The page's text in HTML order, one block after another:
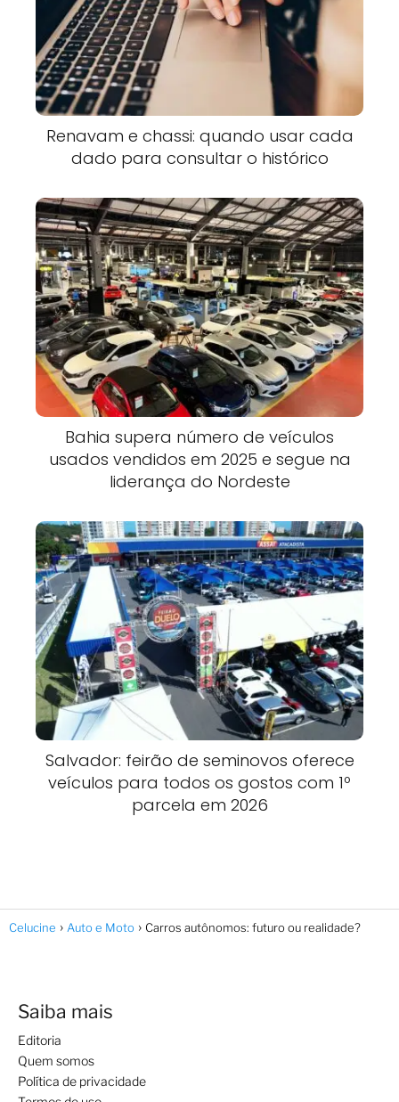
Renavam e chassi: quando usar cada
dado para consultar o histórico
Bahia supera número de veículos
usados vendidos em 2025 e segue na
liderança do Nordeste
Salvador: feirão de seminovos oferece
veículos para todos os gostos com 1º
parcela em 2026
Celucine Auto e Moto Carros autônomos: futuro ou realidade?
Saiba mais
Editoria
Quem somos
Política de privacidade